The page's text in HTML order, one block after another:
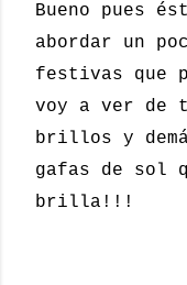
Bueno pues
abordar un
festivas que
voy a ver de
brillos y
gafas de sol
brilla!!!